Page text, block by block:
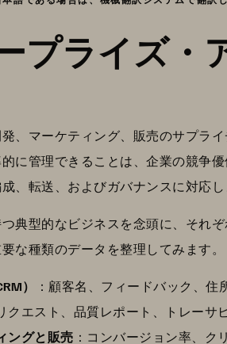
プライズ・
、マーケティング、販売のサプラ
に管理できることは、企業の競争
、転送、およびガバナンスに対応し
典型的なビジネスを念頭に、それ
な種類のデータを整理してみます。
）
：顧客名、フィードバック、
クエスト、品質レポート、トレーサ
ングと販売 ：コンバージョン率、ク